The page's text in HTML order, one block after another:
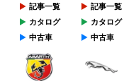
記事一覧
カタログ
中古車
記事一覧
カタログ
中古車